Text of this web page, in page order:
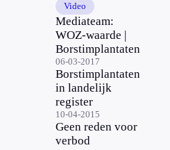
Video
Mediateam:
WOZ-waarde |
Borstimplantaten
06-03-2017
Borstimplantaten
in landelijk
register
10-04-2015
Geen reden voor
verbod